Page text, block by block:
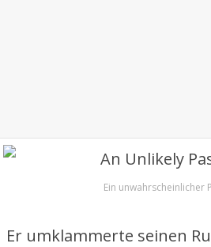
Ein unwahrscheinlicher
Er umklammerte seinen